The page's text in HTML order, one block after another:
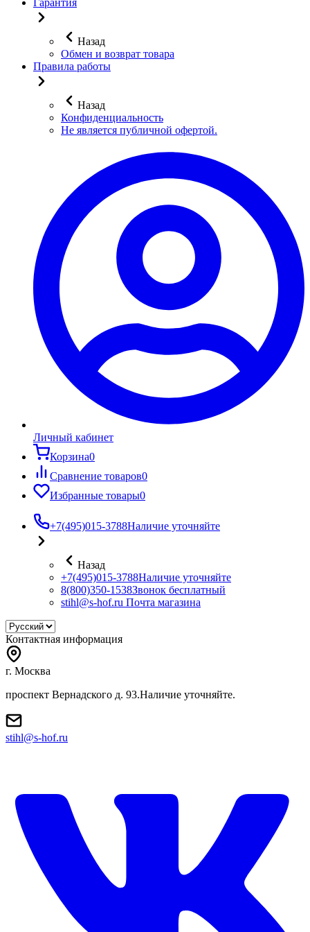
Гарантия
Назад
Обмен и возврат товара
Правила работы
Назад
Конфиденциальность
Не является публичной офертой.
Личный кабинет
Корзина0
Сравнение товаров0
Избранные товары0
+7(495)015-3788Наличие уточняйте
Назад
+7(495)015-3788Наличие уточняйте
8(800)350-1538Звонок бесплатный
stihl@s-hof.ru Почта магазина
Контактная информация
г. Москва
проспект Вернадского д. 93.Наличие уточняйте.
stihl@s-hof.ru